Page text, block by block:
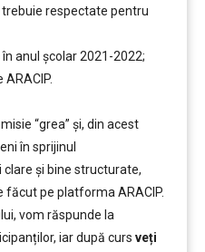
respectate pentru
anul școlar 2021-2022;
“grea” şi, din acest
în sprijinul
și bine structurate,
pe platforma ARACIP.
vom răspunde la
iar după curs veți